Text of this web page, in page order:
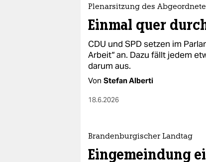
Plenarsitzung des
Einmal quer
CDU und SPD setzen im
Arbeit“ an. Dazu fällt jedem
darum aus.
Von Stefan Alberti
18.6.2026
Brandenburgischer Landtag
Eingemeindung